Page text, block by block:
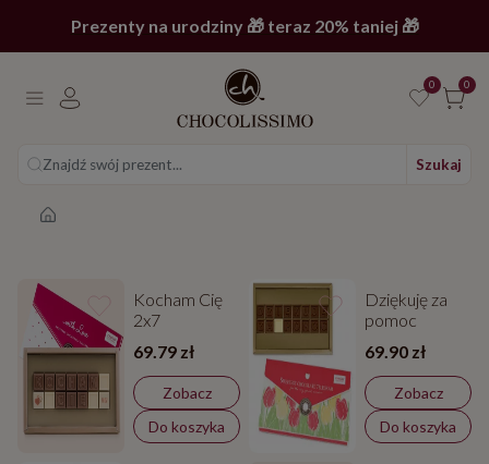
Prezenty na urodziny 🎁 teraz 20% taniej 🎁
0 0
Znajdź swój prezent... Szukaj
Kocham Cię
2x7
69.79 zł
Zobacz
Do koszyka
Dziękuję za
pomoc
69.90 zł
Zobacz
Do koszyka